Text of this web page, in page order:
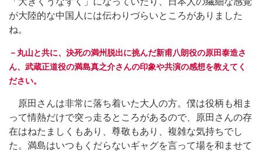
が大陸的な中国人には伝わりづらいところがありました
ね。
－丸山と共に、決死の満州脱出に挑んだ新甫八朗役の原田泰造さ
ん、武蔵正道役の満島真之介さんの印象や共演の感想を教えてく
ださい。
原田さんは非常に落ち着いた大人の方。僕は役柄も相ま
って情熱だけで突っ走るところがあるので、原田さんの存
在はねたましくもあり、尊敬もあり、複雑な気持ちでし
た。満島はいつもくだらないギャグを言って場を和ませて